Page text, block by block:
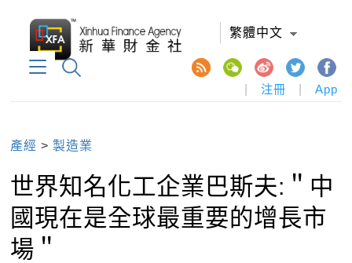
繁體中文
注冊 App
產經 >製造業
世界知名化工企業巴斯夫:＂中
國現在是全球最重要的增長市
場＂